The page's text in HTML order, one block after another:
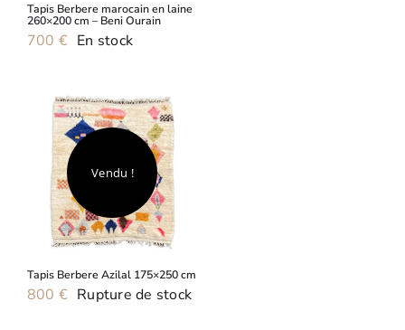
Tapis Berbere marocain en laine
260×200 cm – Beni Ourain
700 € En stock
Vendu !
Tapis Berbere Azilal 175×250 cm
800 € Rupture de stock